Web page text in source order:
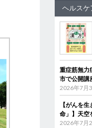
ヘルスケ
重症筋無
市で公開講
2026年7月
【がんを
命」】天空
2026年7月